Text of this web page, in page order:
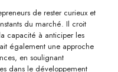
de rester curieux et
du marché. Il croit
capacité à anticiper les
également une approche
en soulignant
dans le développement